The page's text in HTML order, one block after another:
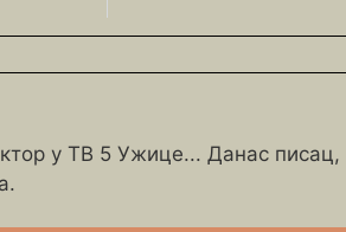
у ТВ 5 Ужице... Данас